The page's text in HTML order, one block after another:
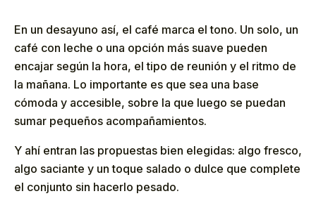
En un desayuno así, el café marca el tono. Un solo, un
café con leche o una opción más suave pueden
encajar según la hora, el tipo de reunión y el ritmo de
la mañana. Lo importante es que sea una base
cómoda y accesible, sobre la que luego se puedan
sumar pequeños acompañamientos.
Y ahí entran las propuestas bien elegidas: algo fresco,
algo saciante y un toque salado o dulce que complete
el conjunto sin hacerlo pesado.